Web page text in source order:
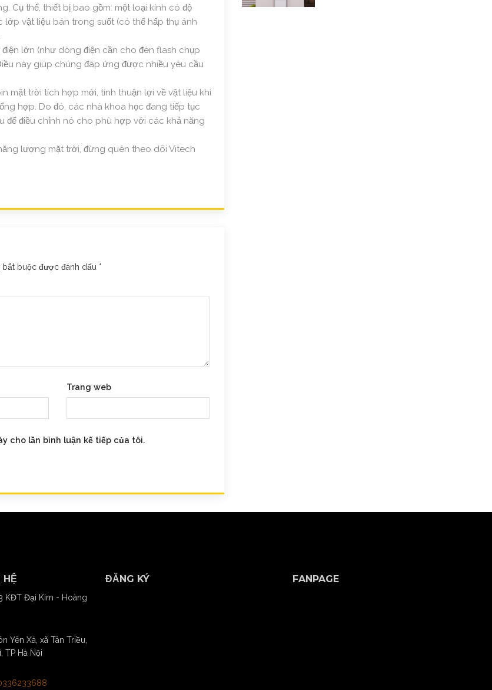
Cụ thể, thiết bị bao gồm: một loại kính có độ
vật liệu bán trong suốt (có thể hấp thụ ánh
lớn (như dòng điện cần cho đèn flash chụp
này giúp chúng đáp ứng được nhiều yêu cầu
mặt trời tích hợp mới, tính thuận lợi về vật liệu khi
hợp. Do đó, các nhà khoa học đang tiếp tục
điều chỉnh nó cho phù hợp với các khả năng
lượng mặt trời, đừng quên theo dõi Vitech
bắt buộc được đánh dấu *
Trang web
cho lần bình luận kế tiếp của tôi.
HỆ
KĐT Đại Kim - Hoàng
Yên Xá, xã Tân Triều,
TP Hà Nội
ĐĂNG KÝ FANPAGE